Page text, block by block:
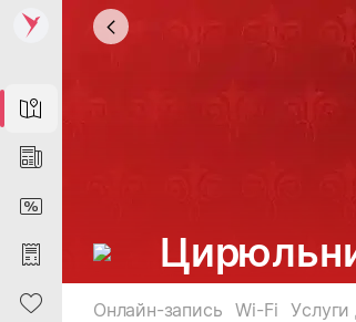
Map
News
DiscountCard
Purchases
Heart Онлайн-запись Wi-Fi Услуги